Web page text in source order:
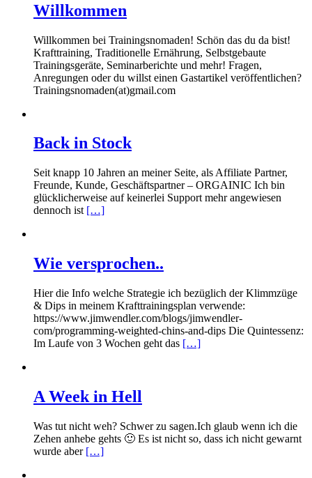
Willkommen
Willkommen bei Trainingsnomaden! Schön das du da bist!
Krafttraining, Traditionelle Ernährung, Selbstgebaute
Trainingsgeräte, Seminarberichte und mehr! Fragen,
Anregungen oder du willst einen Gastartikel veröffentlichen?
Trainingsnomaden(at)gmail.com
Back in Stock
Seit knapp 10 Jahren an meiner Seite, als Affiliate Partner,
Freunde, Kunde, Geschäftspartner – ORGAINIC Ich bin
glücklicherweise auf keinerlei Support mehr angewiesen
dennoch ist […]
Wie versprochen..
Hier die Info welche Strategie ich bezüglich der Klimmzüge
& Dips in meinem Krafttrainingsplan verwende:
https://www.jimwendler.com/blogs/jimwendler-
com/programming-weighted-chins-and-dips Die Quintessenz:
Im Laufe von 3 Wochen geht das […]
A Week in Hell
Was tut nicht weh? Schwer zu sagen.Ich glaub wenn ich die
Zehen anhebe gehts 🙂 Es ist nicht so, dass ich nicht gewarnt
wurde aber […]